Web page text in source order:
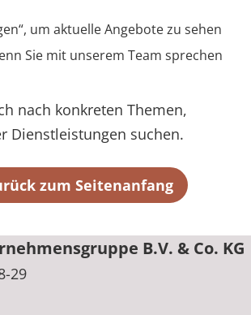
Jugendreha
& Befreiung
, um aktuelle Angebote zu sehen
Sie mit unserem Team sprechen
nach konkreten Themen,
Dienstleistungen suchen.
zum Seitenanfang
B.V. & Co. KG
29